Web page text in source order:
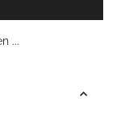
...